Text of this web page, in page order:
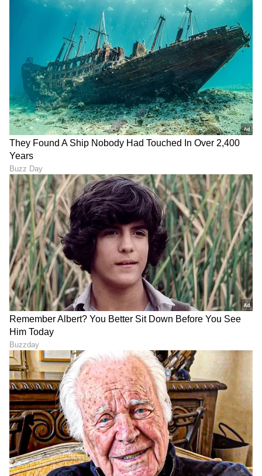
8
9
Image Credit :StockPhoto
ದೇಹದ ತೂಕ ನಿಯಂತ್ರಿಸಿ
ಅತಿಯಾದ ತೂಕ ಹೊಂದಿರುವವರಲ್ಲಿ ಕಿಡ್ನಿ ಆರೋಗ್ಯ
ಹದಗೆಡುವ ಸಾಧ್ಯತೆ ಹೆಚ್ಚು. ಆದ್ದರಿಂದ, ನಿಮ್ಮ ದೇಹದ
ತೂಕವನ್ನು ನಿಯಂತ್ರಣದಲ್ಲಿಟ್ಟುಕೊಳ್ಳಿ.
9
9